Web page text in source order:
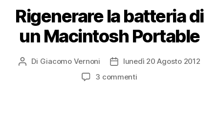
Rigenerare la batteria di
un Macintosh Portable
Autore
Di Giacomo Vernoni
Data
dell'articolo
lunedì 20 Agosto 2012
3 commentisu